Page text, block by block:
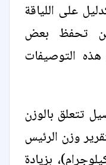
على اللياقة
من تحفظ بعض
التوصيفات
تتعلق بالوزن
وزن الرئيس
رطلًا (حوالي 108 كيلوجرام)، بزيادة